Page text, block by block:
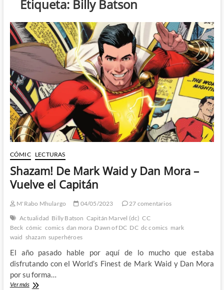
Etiqueta: Billy Batson
CÓMIC LECTURAS
Shazam! De Mark Waid y Dan Mora –
Vuelve el Capitán
M'Rabo Mhulargo 04/05/2023
27 comentarios
Actualidad Billy Batson Capitán Marvel (dc) CC
Beck cómic comics dan mora Dawn of DC DC dc comics mark
waid shazam superhéroes
El año pasado hable por aquí de lo mucho que estaba
disfrutando con el World’s Finest de Mark Waid y Dan Mora
por su forma…
Ver másShazam!